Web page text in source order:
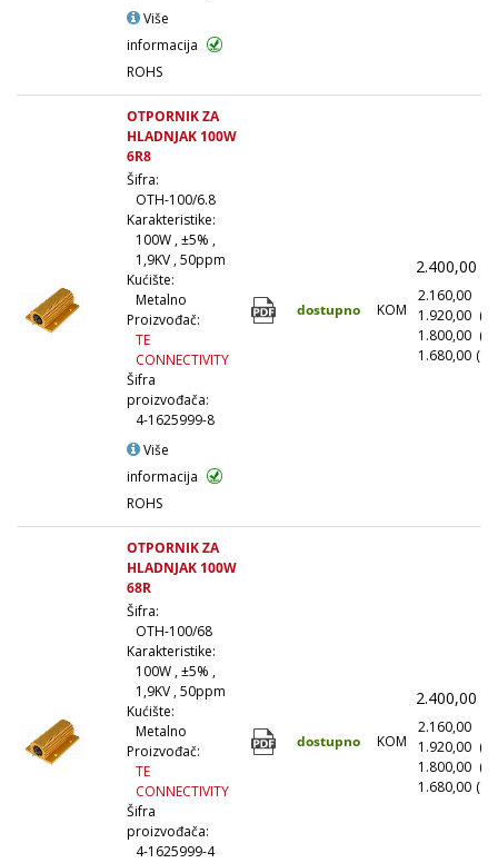
Više
informacija
ROHS
OTPORNIK ZA
HLADNJAK 100W
6R8
Šifra:
OTH-100/6.8
Karakteristike:
100W , ±5% ,
1,9KV , 50ppm
Kućište:
Metalno
Proizvođač:
TE
CONNECTIVITY
Šifra
proizvođača:
4-1625999-8
Više
informacija
ROHS
dostupno KOM
2.400,00
2.160,00
1.920,00
1.800,00
1.680,00
OTPORNIK ZA
HLADNJAK 100W
68R
Šifra:
OTH-100/68
Karakteristike:
100W , ±5% ,
1,9KV , 50ppm
Kućište:
Metalno
Proizvođač:
TE
CONNECTIVITY
Šifra
proizvođača:
4-1625999-4
dostupno KOM
2.400,00
2.160,00
1.920,00
1.800,00
1.680,00